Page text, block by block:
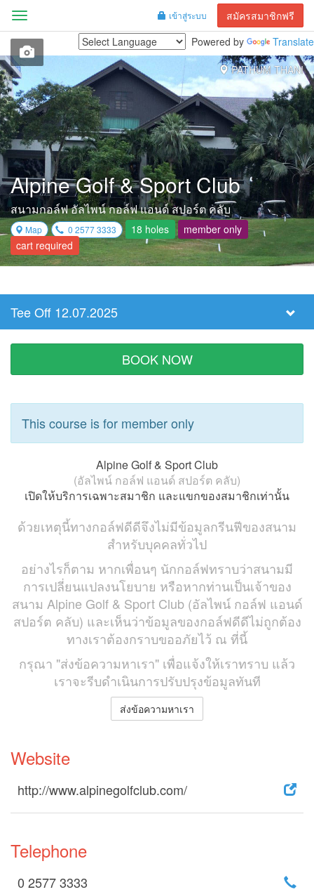
เข้าสู่ระบบ สมัครสมาชิกฟรี
Menu
Powered by
Translate
PATHUM THANI
Alpine Golf & Sport Club
สนามกอล์ฟ อัลไพน์ กอล์ฟ แอนด์ สปอร์ต คลับ
Map 0 2577 3333 18 holes
member only
cart required
Select
Tee
Time
Tee Off 12.07.2025
BOOK NOW
This course is for member only
Alpine Golf & Sport Club
(อัลไพน์ กอล์ฟ แอนด์ สปอร์ต คลับ)
เปิดให้บริการเฉพาะสมาชิก และแขกของสมาชิกเท่านั้น
ด้วยเหตุนี้ทางกอล์ฟดีดีจึงไม่มีข้อมูลกรีนฟีของสนาม
สำหรับบุคคลทั่วไป
อย่างไรก็ตาม หากเพื่อนๆ นักกอล์ฟทราบว่าสนามมี
การเปลี่ยนแปลงนโยบาย หรือหากท่านเป็นเจ้าของ
สนาม Alpine Golf & Sport Club (อัลไพน์ กอล์ฟ แอนด์
สปอร์ต คลับ) และเห็นว่าข้อมูลของกอล์ฟดีดีไม่ถูกต้อง
ทางเราต้องกราบขออภัยไว้ ณ ที่นี้
กรุณา "ส่งข้อความหาเรา" เพื่อแจ้งให้เราทราบ แล้ว
เราจะรีบดำเนินการปรับปรุงข้อมูลทันที
ส่งข้อความหาเรา
Website
http://www.alpinegolfclub.com/
Telephone
0 2577 3333